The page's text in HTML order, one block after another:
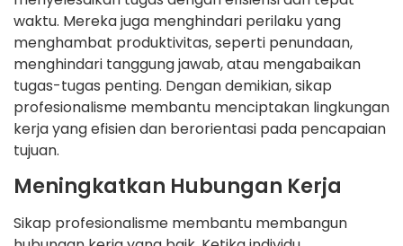
waktu. Mereka juga menghindari perilaku yang
menghambat produktivitas, seperti penundaan,
menghindari tanggung jawab, atau mengabaikan
tugas-tugas penting. Dengan demikian, sikap
profesionalisme membantu menciptakan lingkungan
kerja yang efisien dan berorientasi pada pencapaian
tujuan.
Meningkatkan Hubungan Kerja
Sikap profesionalisme membantu membangun